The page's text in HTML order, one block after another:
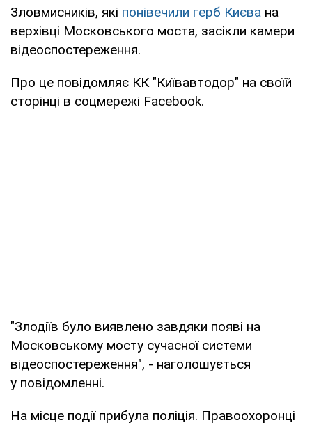
Зловмисників, які понівечили герб Києва на
верхівці Московського моста, засікли камери
відеоспостереження.
Про це повідомляє КК "Київавтодор" на своїй
сторінці в соцмережі Facebook.
"Злодіїв було виявлено завдяки появі на
Московському мосту сучасної системи
відеоспостереження", - наголошується
у повідомленні.
На місце події прибула поліція. Правоохоронці